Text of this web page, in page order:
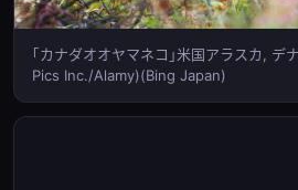
｢カナダオオヤマネコ｣米国アラスカ,
Pics Inc./Alamy)(Bing Japan)